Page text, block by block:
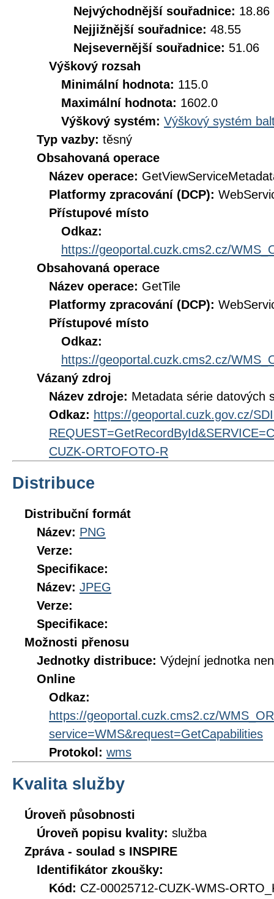
Nejvýchodnější souřadnice: 18.86
Nejjižnější souřadnice: 48.55
Nejsevernější souřadnice: 51.06
Výškový rozsah
Minimální hodnota: 115.0
Maximální hodnota: 1602.0
Výškový systém: Výškový systém
Typ vazby: těsný
Obsahovaná operace
Název operace:
Platformy zpracování (DCP):
Přístupové místo
Odkaz:
https://geoportal.cuzk.cms2.cz/
Obsahovaná operace
Název operace: GetTile
Platformy zpracování (DCP):
Přístupové místo
Odkaz:
https://geoportal.cuzk.cms2.cz/
Vázaný zdroj
Název zdroje: Metadata série datových
Odkaz: https://geoportal.cuzk.gov.cz/
CUZK-ORTOFOTO-R
Distribuce
Distribuční formát
Název: PNG
Verze:
Specifikace:
Název: JPEG
Verze:
Specifikace:
Možnosti přenosu
Jednotky distribuce: Výdejní jednotka
Online
Odkaz:
https://geoportal.cuzk.cms2.cz/
service=WMS&request=GetCapabilities
Protokol: wms
Kvalita služby
Úroveň působnosti
Úroveň popisu kvality: služba
Zpráva - soulad s INSPIRE
Identifikátor zkoušky:
Kód: CZ-00025712-CUZK-WMS-